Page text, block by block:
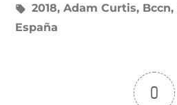
en
Etiquetas:
2018, Adam Curtis, Bccn,
España
0